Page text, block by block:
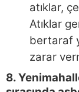
atıklar,
Atıklar
bertaraf
zarar
8.